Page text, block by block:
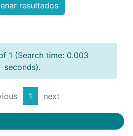
resultados
1 (Search time: 0.003
seconds).
1 next